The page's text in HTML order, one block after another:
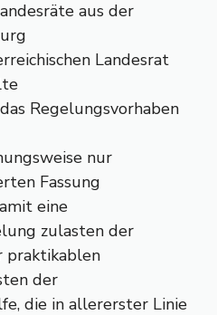
aus der
Landesrat
Regelungsvorhaben
nur
Fassung
eine
zulasten der
praktikablen
der
die in allererster Linie